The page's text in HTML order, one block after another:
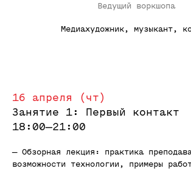
Ведущий воркшопа
Медиахудожник, музыкант,
16 апреля (чт)
Занятие 1: Первый контакт
18:00—21:00
— Обзорная лекция: практика
возможности технологии, примеры
Прошедшие воркшопы